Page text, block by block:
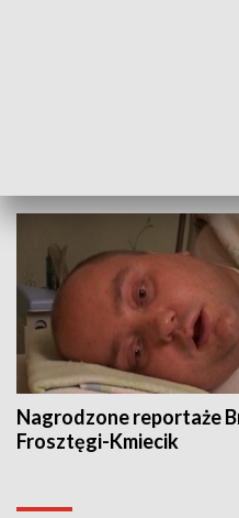
Nagrodzone reportaże
Frosztęgi-Kmiecik